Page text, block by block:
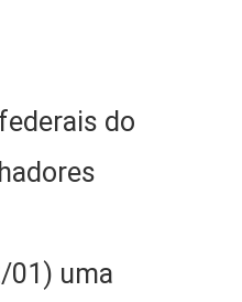
do
01) uma